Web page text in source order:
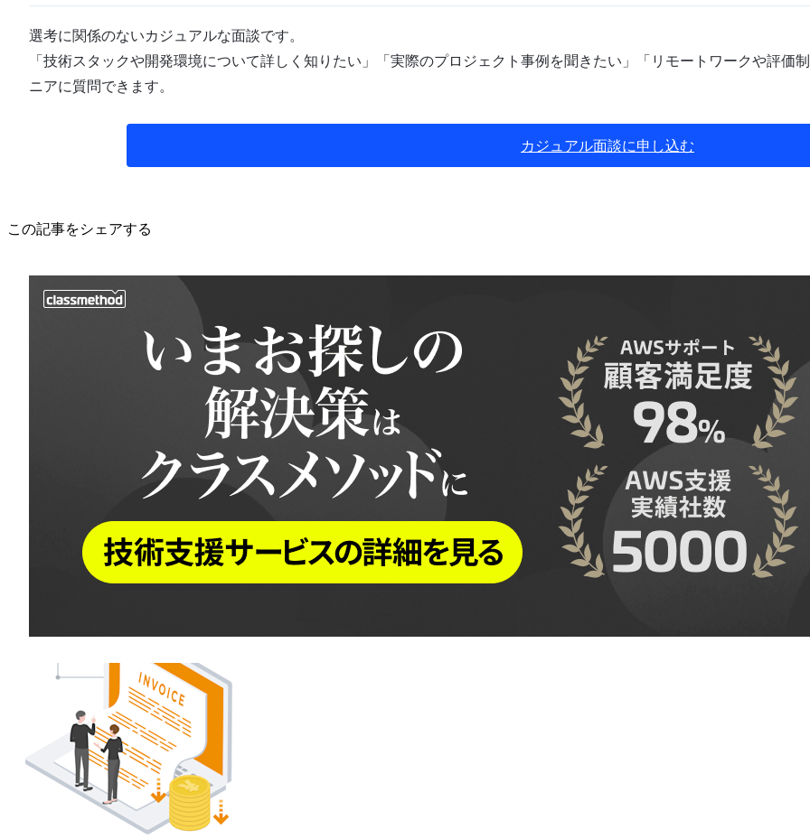
選考に関係のないカジュアルな面談です。
「技術スタックや開発環境について詳しく知りたい」「実際のプロジェクト事例を聞きたい」「リモートワークや評
ニアに質問できます。
カジュアル面談に申し込む
この記事をシェアする